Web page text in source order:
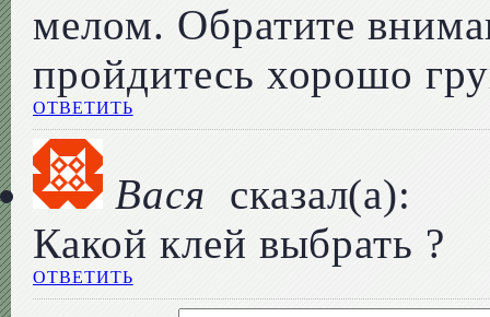
мелом. Обратите
пройдитесь хорошо
ОТВЕТИТЬ
Вася сказал(а):
Какой клей выбрать ?
ОТВЕТИТЬ